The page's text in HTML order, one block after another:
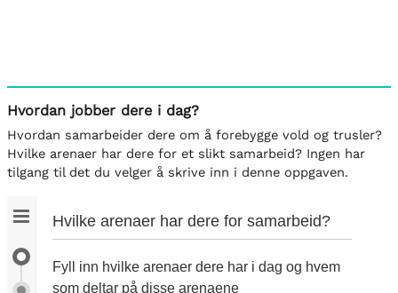
Hvordan jobber dere i dag?
Hvordan samarbeider dere om å forebygge vold og trusler?
Hvilke arenaer har dere for et slikt samarbeid? Ingen har
tilgang til det du velger å skrive inn i denne oppgaven.